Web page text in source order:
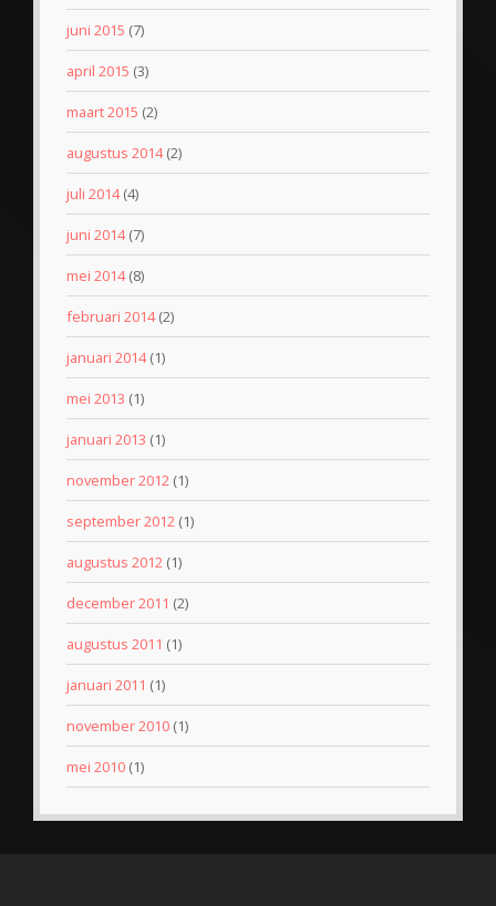
juni 2015 (7)
april 2015 (3)
maart 2015 (2)
augustus 2014(2)
juli 2014(4)
juni 2014(7)
mei 2014(8)
februari 2014(2)
januari 2014(1)
mei 2013 (1)
januari 2013 (1)
november 2012 (1)
september 2012 (1)
augustus 2012 (1)
december 2011 (2)
augustus 2011 (1)
januari 2011 (1)
november 2010 (1)
mei 2010 (1)